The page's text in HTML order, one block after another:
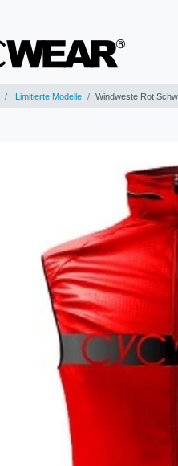
Limitierte Modelle Windweste Rot